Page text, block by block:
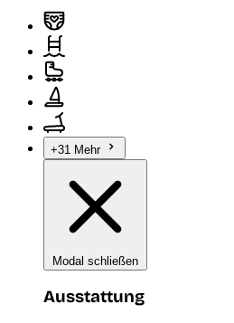
+31 Mehr
Modal schließen
Ausstattung